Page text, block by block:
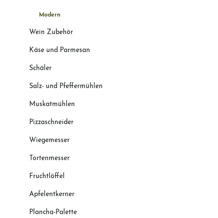
Modern
Wein Zubehör
Käse und Parmesan
Schäler
Salz- und Pfeffermühlen
Muskatmühlen
Pizzaschneider
Wiegemesser
Tortenmesser
Fruchtlöffel
Apfelentkerner
Plancha-Palette